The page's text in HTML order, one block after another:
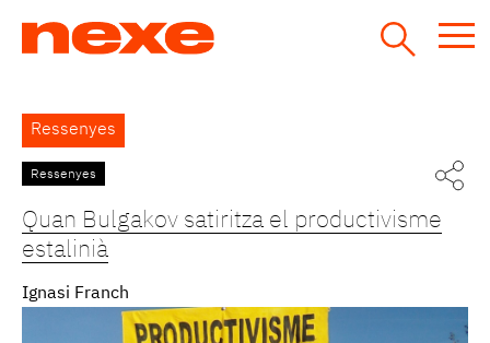
Back
to
top
Ressenyes
Ressenyes
Quan Bulgakov satiritza el productivisme
estalinià
Ignasi Franch
Pàgines